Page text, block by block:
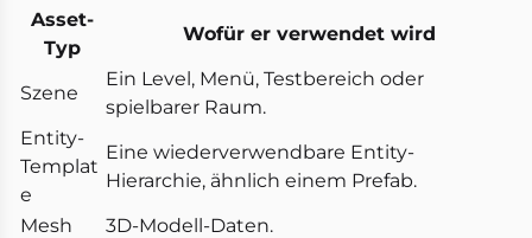
Asset-
Typ
Wofür er verwendet wird
Szene
Ein Level, Menü, Testbereich oder
spielbarer Raum.
Entity-
Templat
e
Eine wiederverwendbare Entity-
Hierarchie, ähnlich einem Prefab.
Mesh
3D-Modell-Daten.